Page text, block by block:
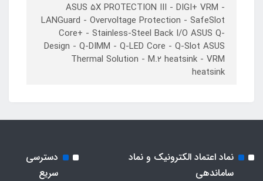
ASUS ۵X PROTECTION III - DIGI+ VRM -
LANGuard - Overvoltage Protection - SafeSlot
Core+ - Stainless-Steel Back I/O ASUS Q-
Design - Q-DIMM - Q-LED Core - Q-Slot ASUS
Thermal Solution - M.۲ heatsink - VRM
heatsink
نماد اعتماد الکترونیک و نماد
ساماندهی
دسترسی
سریع